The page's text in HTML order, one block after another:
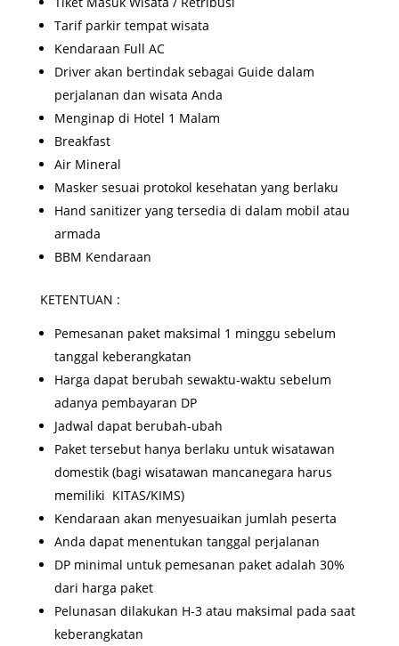
Tarif parkir tempat wisata
Kendaraan Full AC
Driver akan bertindak sebagai Guide dalam
perjalanan dan wisata Anda
Menginap di Hotel 1 Malam
Breakfast
Air Mineral
Masker sesuai protokol kesehatan yang berlaku
Hand sanitizer yang tersedia di dalam mobil atau
armada
BBM Kendaraan
KETENTUAN :
Pemesanan paket maksimal 1 minggu sebelum
tanggal keberangkatan
Harga dapat berubah sewaktu-waktu sebelum
adanya pembayaran DP
Jadwal dapat berubah-ubah
Paket tersebut hanya berlaku untuk wisatawan
domestik (bagi wisatawan mancanegara harus
memiliki KITAS/KIMS)
Kendaraan akan menyesuaikan jumlah peserta
Anda dapat menentukan tanggal perjalanan
DP minimal untuk pemesanan paket adalah 30%
dari harga paket
Pelunasan dilakukan H-3 atau maksimal pada saat
keberangkatan